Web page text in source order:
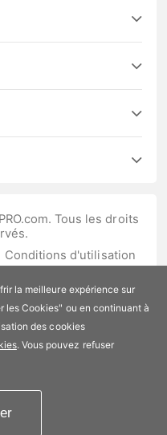
Tous les droits
Conditions d'utilisation
la meilleure expérience sur
les Cookies" ou en continuant à
des cookies
. Vous pouvez refuser